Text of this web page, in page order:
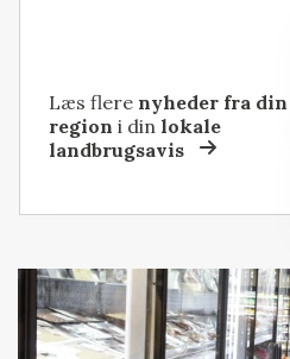
Læs flere nyheder fra din
region i dinlokale
landbrugsavis